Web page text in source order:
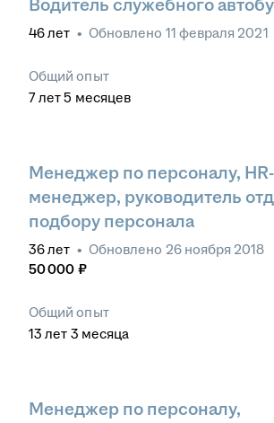
Водитель служебного
46лет • Обновлено 11 февраля 2021
Общий опыт
7лет 5 месяцев
Менеджер по персоналу, HR-
менеджер, руководитель
подбору персонала
36лет • Обновлено 26 ноября 2018
50 000 ₽
Общий опыт
13 лет 3 месяца
Менеджер по персоналу,